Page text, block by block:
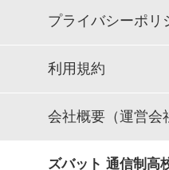
プライバシーポリ
利用規約
会社概要（運営会
ズバット 通信制高